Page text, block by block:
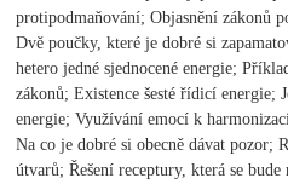
protipodmaňování; Objasnění zákonů
Dvě poučky, které je dobré si
hetero jedné sjednocené energie;
zákonů; Existence šesté řídicí energie;
energie; Využívání emocí k
Na co je dobré si obecně dávat pozor;
útvarů; Řešení receptury, která se